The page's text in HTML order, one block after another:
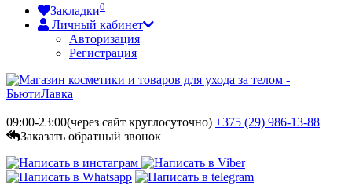
Закладки0
Личный кабинет
Авторизация
Регистрация
09:00-23:00(через сайт круглосуточно) +375 (29) 986-13-88
Заказать обратный звонок